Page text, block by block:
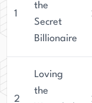
1
the
Secret
Billionaire
2
Loving
the